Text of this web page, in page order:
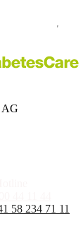
AG
58 234 71 11